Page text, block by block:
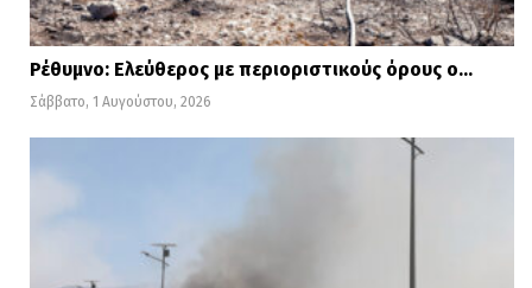
Ρέθυμνο: Ελεύθερος με περιοριστικούς όρους ο…
Σάββατο, 1 Αυγούστου, 2026